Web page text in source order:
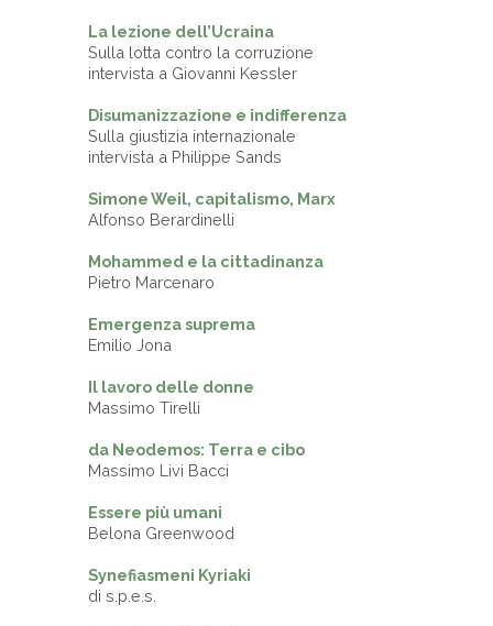
La lezione dell’Ucraina
Sulla lotta contro la corruzione
intervista a Giovanni Kessler
Disumanizzazione e indifferenza
Sulla giustizia internazionale
intervista a Philippe Sands
Simone Weil, capitalismo, Marx
Alfonso Berardinelli
Mohammed e la cittadinanza
Pietro Marcenaro
Emergenza suprema
Emilio Jona
Il lavoro delle donne
Massimo Tirelli
da Neodemos: Terra e cibo
Massimo Livi Bacci
Essere più umani
Belona Greenwood
Synefiasmeni Kyriaki
di s.p.e.s.